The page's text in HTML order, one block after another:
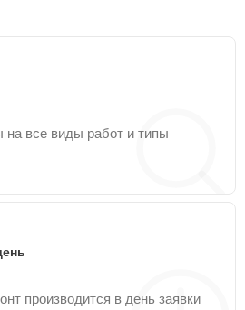
на все виды работ и типы
производится в день заявки